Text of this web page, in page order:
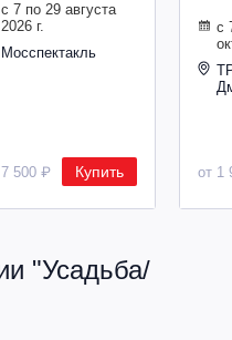
с 7 по 29 августа
2026 г.
Мосспектакль
500 ₽ Купить
с
от 1
"Усадьба/